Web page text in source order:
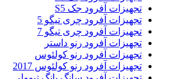
تجهیزات آفرود جک S5
تجهیزات آفرود چری تیگو 5
تجهیزات آفرود چری تیگو 7
تجهیزات آفرود رنو داستر
تجهیزات آفرود رنو کولئوس
تجهیزات آفرود رنو کولئوس 2017